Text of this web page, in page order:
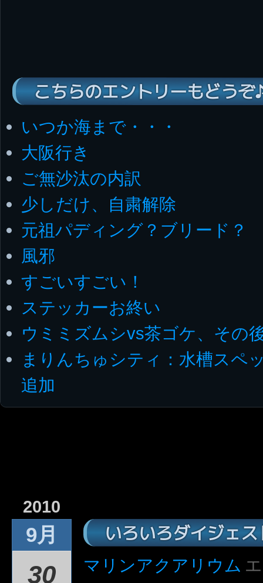
こちらのエントリーもどうぞ
いつか海まで・・・
大阪行き
ご無沙汰の内訳
少しだけ、自粛解除
元祖パディング？ブリード？
風邪
すごいすごい！
ステッカーお終い
ウミミズムシvs茶ゴケ、その
まりんちゅシティ：水槽スペ
追加
2010
9月
30
いろいろダイジェス
マリンアクアリウム